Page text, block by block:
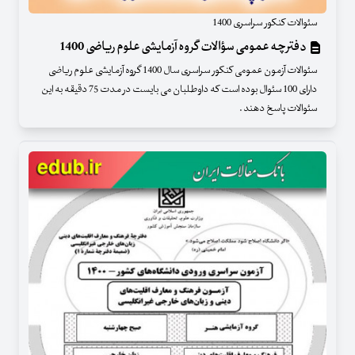
سئوالات کنکور سراسری 1400
دفترچه عمومی سؤالات گروه آزمايشی علوم ریاضی 1400
سئوالات آزمون عمومی کنکور سراسری سال 1400 گروه آزمایشی علوم ریاضی
دارای 100 سئوال بوده است که داوطلبان می بایست در مدت 75 دقیقه به این
سئوالات پاسخ دهند .